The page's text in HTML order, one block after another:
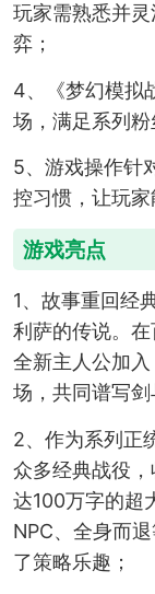
玩家需熟悉并
弈；
4、《梦幻模拟
场，满足系列粉
5、游戏操作针
控习惯，让玩家
游戏亮点
1、故事重回经
利萨的传说。
全新主人公加
场，共同谱写剑
2、作为系列正
众多经典战役
达100万字的超
NPC、全身而
了策略乐趣；